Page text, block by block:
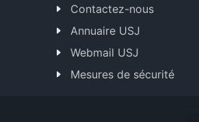
Contactez-nous
Annuaire USJ
Webmail USJ
Mesures de sécurité